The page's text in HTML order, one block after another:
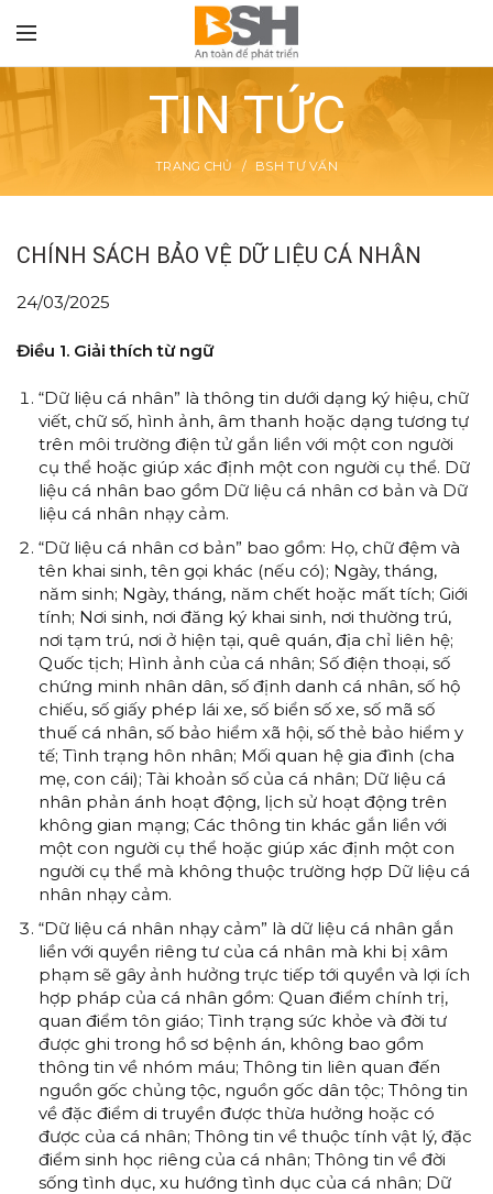
TIN TỨC
TRANG CHỦ BSH TƯ VẤN
CHÍNH SÁCH BẢO VỆ DỮ LIỆU CÁ NHÂN
24/03/2025
Điều 1. Giải thích từ ngữ
“Dữ liệu cá nhân” là thông tin dưới dạng ký hiệu, chữ
viết, chữ số, hình ảnh, âm thanh hoặc dạng tương tự
trên môi trường điện tử gắn liền với một con người
cụ thể hoặc giúp xác định một con người cụ thể. Dữ
liệu cá nhân bao gồm Dữ liệu cá nhân cơ bản và Dữ
liệu cá nhân nhạy cảm.
“Dữ liệu cá nhân cơ bản” bao gồm: Họ, chữ đệm và
tên khai sinh, tên gọi khác (nếu có); Ngày, tháng,
năm sinh; Ngày, tháng, năm chết hoặc mất tích; Giới
tính; Nơi sinh, nơi đăng ký khai sinh, nơi thường trú,
nơi tạm trú, nơi ở hiện tại, quê quán, địa chỉ liên hệ;
Quốc tịch; Hình ảnh của cá nhân; Số điện thoại, số
chứng minh nhân dân, số định danh cá nhân, số hộ
chiếu, số giấy phép lái xe, số biển số xe, số mã số
thuế cá nhân, số bảo hiểm xã hội, số thẻ bảo hiểm y
tế; Tình trạng hôn nhân; Mối quan hệ gia đình (cha
mẹ, con cái); Tài khoản số của cá nhân; Dữ liệu cá
nhân phản ánh hoạt động, lịch sử hoạt động trên
không gian mạng; Các thông tin khác gắn liền với
một con người cụ thể hoặc giúp xác định một con
người cụ thể mà không thuộc trường hợp Dữ liệu cá
nhân nhạy cảm.
“Dữ liệu cá nhân nhạy cảm” là dữ liệu cá nhân gắn
liền với quyền riêng tư của cá nhân mà khi bị xâm
phạm sẽ gây ảnh hưởng trực tiếp tới quyền và lợi ích
hợp pháp của cá nhân gồm: Quan điểm chính trị,
quan điểm tôn giáo; Tình trạng sức khỏe và đời tư
được ghi trong hồ sơ bệnh án, không bao gồm
thông tin về nhóm máu; Thông tin liên quan đến
nguồn gốc chủng tộc, nguồn gốc dân tộc; Thông tin
về đặc điểm di truyền được thừa hưởng hoặc có
được của cá nhân; Thông tin về thuộc tính vật lý, đặc
điểm sinh học riêng của cá nhân; Thông tin về đời
sống tình dục, xu hướng tình dục của cá nhân; Dữ